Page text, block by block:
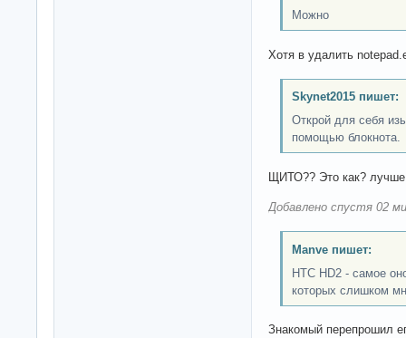
Можно
Хотя в удалить
Skynet2015 пишет:
Открой для себя
помощью блокнота.
ЩИТО?? Это как? лучше
Добавлено спустя 02
Manve пишет:
HTC HD2 - самое
которых слишком
Знакомый перепрошил